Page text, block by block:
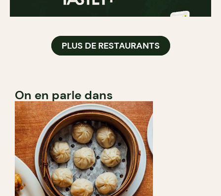
PLUS DE RESTAURANTS
On en parle dans